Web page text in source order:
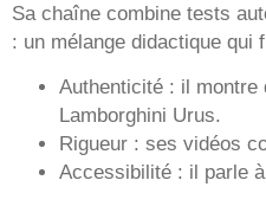
Sa chaîne combine tests
: un mélange didactique qui
Authenticité : il montre
Lamborghini Urus.
Rigueur : ses vidéos
Accessibilité : il parle